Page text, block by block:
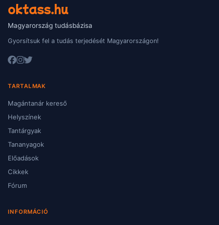
oktass.hu
Magyarország tudásbázisa
Gyorsítsuk fel a tudás terjedését Magyarországon!
TARTALMAK
Magántanár kereső
Helyszínek
Tantárgyak
Tananyagok
Előadások
Cikkek
Fórum
INFORMÁCIÓ